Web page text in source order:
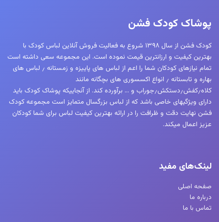
پوشاک کودک فشن
کودک فشن از سال ۱۳۹۸ شروع به فعالیت فروش آنلاین لباس کودک با
بهترین کیفیت و ارزانترین قیمت نموده است. این مجموعه سعی داشته است
تمام نیازهای کودکان شما را اعم از لباس های پاییزه و زمستانه ٫ لباس های
بهاره و تابستانه ٫ انواع اکسسوری های بچگانه مانند
کلاه٫کفش٫دستکش٫جوراب و … برآورده کند. از آنجاییکه پوشاک کودک باید
دارای ویژگیهای خاصی باشد که از لباس بزرگسال متمایز است مجموعه کودک
فشن نهایت دقت و ظرافت را در ارائه بهترین کیفیت لباس برای شما کودکان
عزیز اعمال میکند.
لینک‌های مفید
صفحه اصلی
درباره ما
تماس با ما